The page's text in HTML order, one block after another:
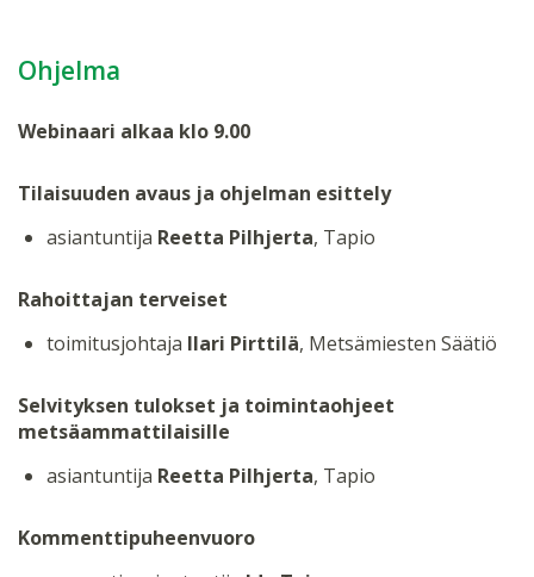
Ohjelma
Webinaari alkaa klo 9.00
Tilaisuuden avaus ja ohjelman esittely
asiantuntija Reetta Pilhjerta, Tapio
Rahoittajan terveiset
toimitusjohtaja Ilari Pirttilä, Metsämiesten Säätiö
Selvityksen tulokset ja toimintaohjeet
metsäammattilaisille
asiantuntija Reetta Pilhjerta, Tapio
Kommenttipuheenvuoro